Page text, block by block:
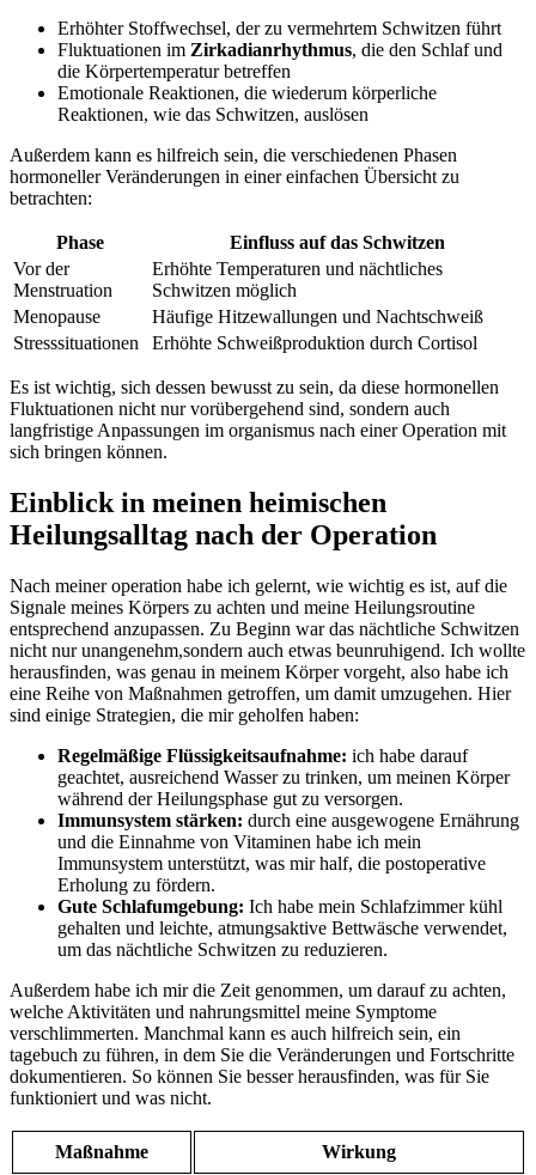
Erhöhter Stoffwechsel,‌ der zu vermehrtem Schwitzen führt
Fluktuationen im Zirkadianrhythmus, die den Schlaf und
die Körpertemperatur betreffen
Emotionale Reaktionen, ‌die wiederum körperliche
Reaktionen, wie das Schwitzen,⁢ auslösen
Außerdem kann es hilfreich ‌sein, die verschiedenen Phasen
hormoneller Veränderungen in einer einfachen Übersicht zu
betrachten:
Phase
Einfluss auf das Schwitzen
Vor der
Menstruation
Erhöhte Temperaturen⁤ und nächtliches
Schwitzen möglich
Menopause
Häufige⁣ Hitzewallungen⁣ und Nachtschweiß
Stresssituationen
Erhöhte Schweißproduktion ‌durch Cortisol
Es ist wichtig, sich dessen bewusst ⁤zu sein,​ da diese hormonellen
⁢Fluktuationen nicht nur vorübergehend sind, sondern auch​
langfristige Anpassungen im‌ organismus nach einer Operation mit
sich bringen können.
Einblick in meinen heimischen​
Heilungsalltag nach der Operation
Nach meiner ‍operation habe ich gelernt, ⁢wie wichtig es ist, auf die
Signale meines Körpers ⁢zu achten und meine Heilungsroutine
entsprechend anzupassen. Zu Beginn war das nächtliche Schwitzen
nicht‍ nur unangenehm,sondern auch etwas beunruhigend. Ich wollte
herausfinden, was ‌genau in meinem⁤ Körper vorgeht, also habe ich
eine Reihe von Maßnahmen getroffen, um damit umzugehen.⁢ Hier⁤
sind einige Strategien, die mir geholfen haben:
Regelmäßige Flüssigkeitsaufnahme: ich habe‌ darauf
geachtet, ausreichend Wasser zu trinken, um ‍meinen Körper⁣
während ⁢der ‍Heilungsphase gut zu versorgen.
Immunsystem stärken: durch eine ausgewogene Ernährung
und die Einnahme von Vitaminen habe ich mein
Immunsystem unterstützt, was mir half, die postoperative⁢
Erholung zu fördern.
Gute Schlafumgebung: Ich ‍habe⁢ mein Schlafzimmer kühl
gehalten und leichte, atmungsaktive ‌Bettwäsche‍ verwendet,
um das ​nächtliche Schwitzen zu reduzieren.
Außerdem habe ich mir die Zeit genommen, um darauf⁤ zu achten,
welche Aktivitäten und nahrungsmittel meine Symptome
verschlimmerten.‌ Manchmal kann es auch hilfreich sein, ‍ein‌
tagebuch zu führen, in dem Sie die Veränderungen und Fortschritte
dokumentieren. So ​können Sie besser ‍herausfinden, was für Sie
‌funktioniert und was nicht.
Maßnahme Wirkung